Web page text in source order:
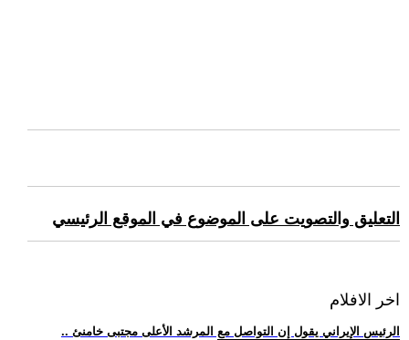
التعليق والتصويت على الموضوع في الموقع الرئيسي
اخر الافلام
.. الرئيس الإيراني يقول إن التواصل مع المرشد الأعلى مجتبى خامنئ